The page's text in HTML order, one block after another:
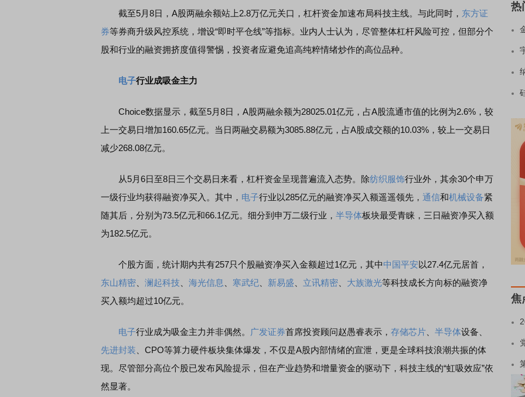
截至5月8日，A股两融余额站上2.8万亿元关口，杠杆资金加速布局科技主线。与此同时， 东方证
券等券商升级风控系统，增设“即时平仓线”等指标。业内人士认为，尽管整体杠杆风险可控，但部分个
股和行业的融资拥挤度值得警惕，投资者应避免追高纯粹情绪炒作的高位品种。
电子行业成吸金主力
Choice数据显示，截至5月8日，A股两融余额为28025.01亿元，占A股流通市值的比例为2.6%，较
上一交易日增加160.65亿元。当日两融交易额为3085.88亿元，占A股成交额的10.03%，较上一交易日
减少268.08亿元。
从5月6日至8日三个交易日来看，杠杆资金呈现普遍流入态势。除纺织服饰行业外，其余30个申万
一级行业均获得融资净买入。其中， 电子行业以285亿元的融资净买入额遥遥领先， 通信和机械设备紧
随其后，分别为73.5亿元和66.1亿元。细分到申万二级行业， 半导体板块最受青睐，三日融资净买入额
为182.5亿元。
个股方面，统计期内共有257只个股融资净买入金额超过1亿元，其中中国平安以27.4亿元居首，
东山精密
澜起科技 海光信息 寒武纪 新易盛 立讯精密 大族激光等科技成长方向标的融资净
买入额均超过10亿元。
电子行业成为吸金主力并非偶然。 广发证券首席投资顾问赵愚睿表示， 存储芯片 半导体设备、
先进封装 、CPO等算力硬件板块集体爆发，不仅是A股内部情绪的宣泄，更是全球科技浪潮共振的体
现。尽管部分高位个股已发布风险提示，但在产业趋势和增量资金的驱动下，科技主线的“虹吸效应”依
然显著。
热
焦